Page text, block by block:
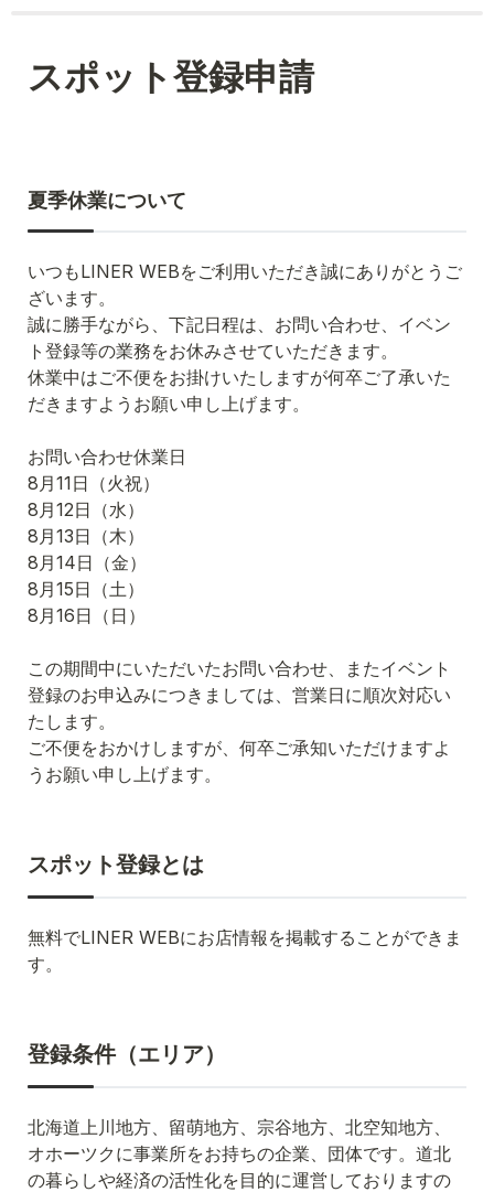
スポット登録申請
夏季休業について
いつもLINER WEBをご利用いただき誠にありがとうご
ざいます。
誠に勝手ながら、下記日程は、お問い合わせ、イベン
ト登録等の業務をお休みさせていただきます。
休業中はご不便をお掛けいたしますが何卒ご了承いた
だきますようお願い申し上げます。
お問い合わせ休業日
8月11日（火祝）
8月12日（水）
8月13日（木）
8月14日（金）
8月15日（土）
8月16日（日）
この期間中にいただいたお問い合わせ、またイベント
登録のお申込みにつきましては、営業日に順次対応い
たします。
ご不便をおかけしますが、何卒ご承知いただけますよ
うお願い申し上げます。
スポット登録とは
無料でLINER WEBにお店情報を掲載することができま
す。
登録条件（エリア）
北海道上川地方、留萌地方、宗谷地方、北空知地方、
オホーツクに事業所をお持ちの企業、団体です。道北
の暮らしや経済の活性化を目的に運営しておりますの